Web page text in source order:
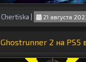
Chertiska 21 августа
Ghostrunner 2 на PS5